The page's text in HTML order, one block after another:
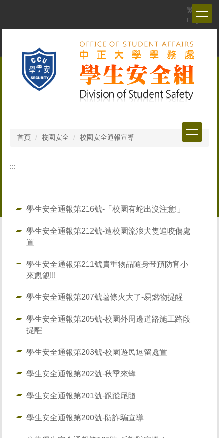
繁體
English
首頁 校園安全 校園安全通報宣導
:::
學生安全通報第216號-「校園有蛇出沒注意!」
學生安全通報第212號-遭校園流浪犬隻追咬傷處
置
學生安全通報第211號貴重物品隨身帯預防宵小
來覬覦!!!
學生安全通報第207號薯條火大了-易燃物提醒
學生安全通報第205號-校園外周邊道路施工路段
提醒
學生安全通報第203號-校園遊民逗留處置
學生安全通報第202號-秋季來蜂
學生安全通報第201號-跟蹤尾隨
學生安全通報第200號-防詐騙宣導